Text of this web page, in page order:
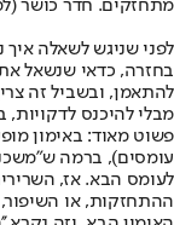
מתחזקים. חדר כושר
לפני שניגש לשאלה איך
בחזרה, כדאי שנשאל
להתאמן, ובשביל זה
מבלי להיכנס לדקויות,
פשוט מאוד: באימון
עומסים), ברמה
לעומס הבא. אז,
ההתחזקות, או